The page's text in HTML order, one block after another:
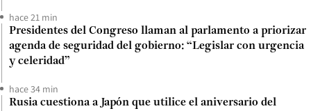
hace 21 min
Presidentes del Congreso llaman al parlamento a priorizar
agenda de seguridad del gobierno: “Legislar con urgencia
y celeridad”
hace 34 min
Rusia cuestiona a Japón que utilice el aniversario del